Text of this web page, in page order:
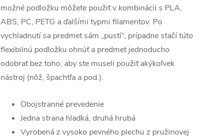
možné podložku môžete použiť v kombinácii s PLA,
ABS, PC, PETG a ďalšími typmi filamentov. Po
vychladnutí sa predmet sám „pustí“, prípadne stačí túto
flexibilnú podložku ohnúť a predmet jednoducho
odobrať bez toho, aby ste museli použiť akýkoľvek
nástroj (nôž, špachtľa a pod.).
Obojstranné prevedenie
Jedna strana hladká, druhá hrubá
Vyrobená z vysoko pevného plechu z pružinovej